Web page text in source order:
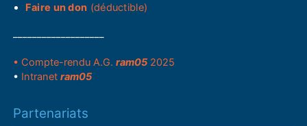
Faire un don (déductible)
• Compte-rendu A.G.ram05 2025
• Intranetram05
Partenariats